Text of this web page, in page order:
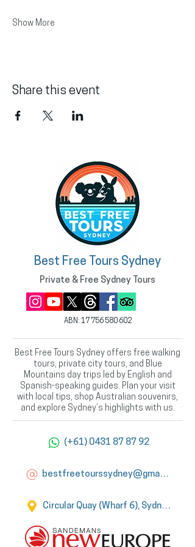
Show More
Share this event
Best Free Tours Sydney
Private & Free Sydney Tours
ABN: 17 756 580 602
Best Free Tours Sydney offers free walking
tours, private city tours, and Blue
Mountains day trips led by English and
Spanish-speaking guides. Plan your visit
with local tips, shop Australian souvenirs,
and explore Sydney’s highlights with us.
(+61) 0431 87 87 92
bestfreetourssydney@gmail.com
Circular Quay (Wharf 6), Sydney